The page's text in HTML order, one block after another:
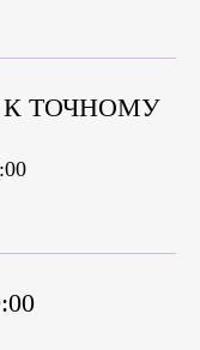
ТОЧНОМУ